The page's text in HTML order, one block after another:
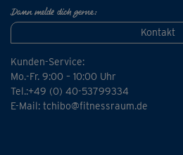
Dann melde dich gerne:
Kontakt
Kunden-Service:
Mo.-Fr. 9:00 – 10:00 Uhr
Tel.:+49 (0) 40-53799334
E-Mail: tchibo@fitnessraum.de